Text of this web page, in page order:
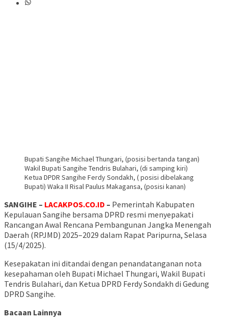
Bupati Sangihe Michael Thungari, (posisi bertanda tangan)
Wakil Bupati Sangihe Tendris Bulahari, (di samping kiri)
Ketua DPDR Sangihe Ferdy Sondakh, ( posisi dibelakang
Bupati) Waka II Risal Paulus Makagansa, (posisi kanan)
SANGIHE – LACAKPOS.CO.ID – Pemerintah Kabupaten
Kepulauan Sangihe bersama DPRD resmi menyepakati
Rancangan Awal Rencana Pembangunan Jangka Menengah
Daerah (RPJMD) 2025–2029 dalam Rapat Paripurna, Selasa
(15/4/2025).
Kesepakatan ini ditandai dengan penandatanganan nota
kesepahaman oleh Bupati Michael Thungari, Wakil Bupati
Tendris Bulahari, dan Ketua DPRD Ferdy Sondakh di Gedung
DPRD Sangihe.
Bacaan Lainnya